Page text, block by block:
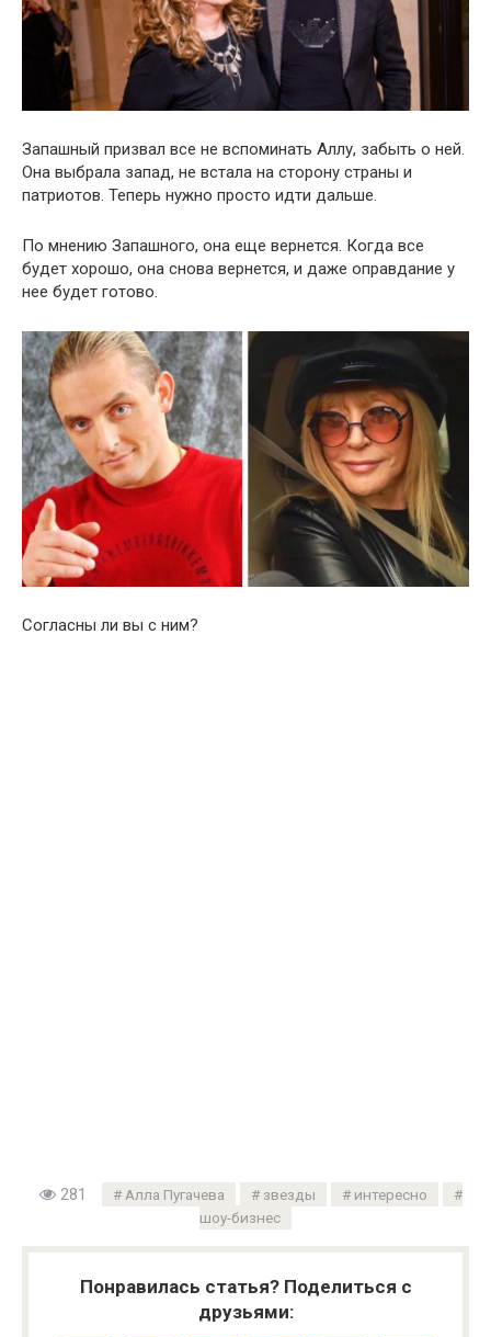
Запашный призвал все не вспоминать Аллу, забыть о ней.
Она выбрала запад, не встала на сторону страны и
патриотов. Теперь нужно просто идти дальше.
По мнению Запашного, она еще вернется. Когда все
будет хорошо, она снова вернется, и даже оправдание у
нее будет готово.
Согласны ли вы с ним?
281 Алла Пугачева звезды
интересно
шоу-бизнес
Понравилась статья? Поделиться с
друзьями: